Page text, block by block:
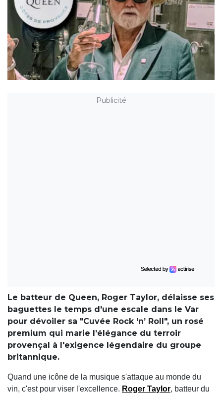
Publicité
Le batteur de Queen, Roger Taylor, délaisse ses
baguettes le temps d'une escale dans le Var
pour dévoiler sa "Cuvée Rock ‘n’ Roll", un rosé
premium qui marie l’élégance du terroir
provençal à l'exigence légendaire du groupe
britannique.
Quand une icône de la musique s'attaque au monde du
vin, c'est pour viser l'excellence. Roger Taylor, batteur du